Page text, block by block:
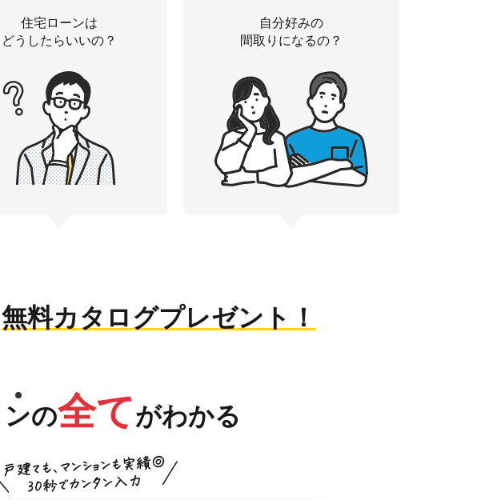
住宅ローンは
どうしたらいいの？
自分好みの
間取りになるの？
無料カタログプレゼント！
ンの全てがわかる